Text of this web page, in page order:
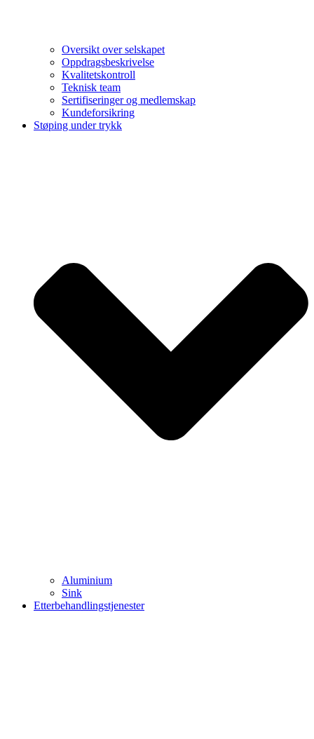
Oversikt over selskapet
Oppdragsbeskrivelse
Kvalitetskontroll
Teknisk team
Sertifiseringer og medlemskap
Kundeforsikring
Støping under trykk
Aluminium
Sink
Etterbehandlingstjenester